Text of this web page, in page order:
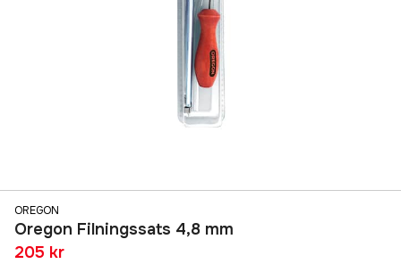
OREGON
Oregon Filningssats 4,8 mm
205 kr